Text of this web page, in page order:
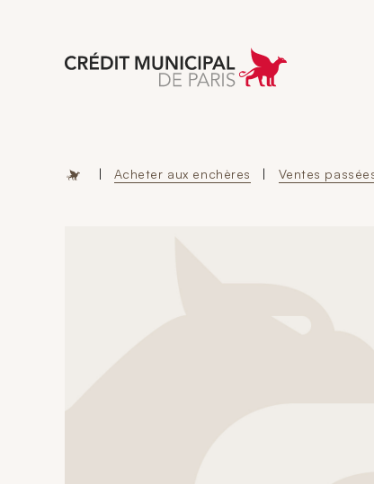
Aller à
| Acheter aux enchères | Ventes